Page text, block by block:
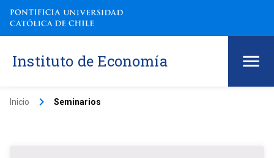
Instituto de Economía
Inicio keyboard_arrow_right Seminarios